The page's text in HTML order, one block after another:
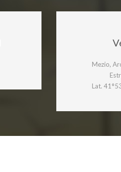
Mezio,
Lat.